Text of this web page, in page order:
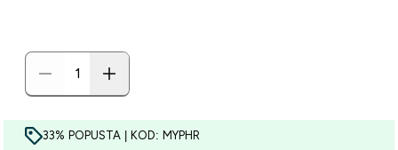
33% POPUSTA | KOD: MYPHR